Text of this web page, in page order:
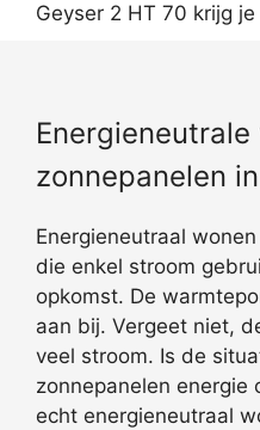
Geyser 2 HT 70 krijg
zonnepanelen
Energieneutraal
die enkel stroom
opkomst. De
aan bij. Vergeet niet,
veel stroom. Is de
zonnepanelen energie
echt energieneutraal